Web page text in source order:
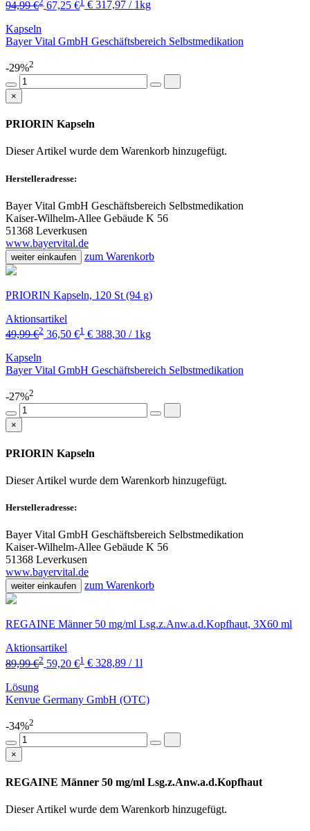
94,99 € 67,25 €
€ 317,97 / 1kg
Kapseln
Bayer Vital GmbH Geschäftsbereich Selbstmedikation
-29%2
×
PRIORIN Kapseln
Dieser Artikel wurde dem Warenkorb hinzugefügt.
Herstelleradresse:
Bayer Vital GmbH Geschäftsbereich Selbstmedikation
Kaiser-Wilhelm-Allee Gebäude K 56
51368 Leverkusen
www.bayervital.de
weiter einkaufen zum Warenkorb
PRIORIN Kapseln, 120 St (94 g)
Aktionsartikel
49,99 €2 36,50 €1 € 388,30 / 1kg
Kapseln
Bayer Vital GmbH Geschäftsbereich Selbstmedikation
-27%2
×
PRIORIN Kapseln
Dieser Artikel wurde dem Warenkorb hinzugefügt.
Herstelleradresse:
Bayer Vital GmbH Geschäftsbereich Selbstmedikation
Kaiser-Wilhelm-Allee Gebäude K 56
51368 Leverkusen
www.bayervital.de
weiter einkaufen zum Warenkorb
REGAINE Männer 50 mg/ml Lsg.z.Anw.a.d.Kopfhaut, 3X60 ml
Aktionsartikel
89,99 €2 59,20 €1 € 328,89 / 1l
Lösung
Kenvue Germany GmbH (OTC)
-34%2
×
REGAINE Männer 50 mg/ml Lsg.z.Anw.a.d.Kopfhaut
Dieser Artikel wurde dem Warenkorb hinzugefügt.